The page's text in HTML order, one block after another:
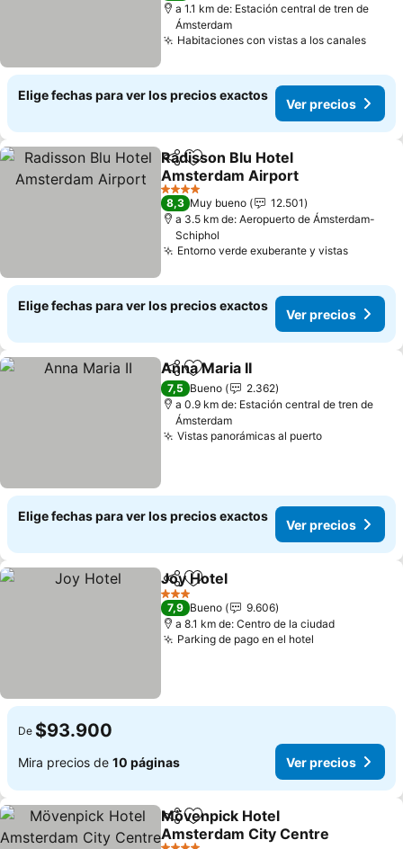
a 1.1 km de: Estación central de tren de
Ámsterdam
Habitaciones con vistas a los canales
Elige fechas para ver los precios exactos
Ver precios
CompartirAgregar a favoritos
Radisson Blu Hotel
Amsterdam Airport
4 Estrellas
8,3 Muy bueno
12.501
a 3.5 km de: Aeropuerto de Ámsterdam-
Schiphol
Entorno verde exuberante y vistas
Elige fechas para ver los precios exactos
Ver precios
CompartirAgregar a favoritos
Anna Maria II
7,5 Bueno
2.362
a 0.9 km de: Estación central de tren de
Ámsterdam
Vistas panorámicas al puerto
Elige fechas para ver los precios exactos
Ver precios
CompartirAgregar a favoritos
Joy Hotel
3 Estrellas
7,9 Bueno
9.606
a 8.1 km de: Centro de la ciudad
Parking de pago en el hotel
De $93.900
Mira precios de 10 páginas Ver precios
CompartirAgregar a favoritos
Mövenpick Hotel
Amsterdam City Centre